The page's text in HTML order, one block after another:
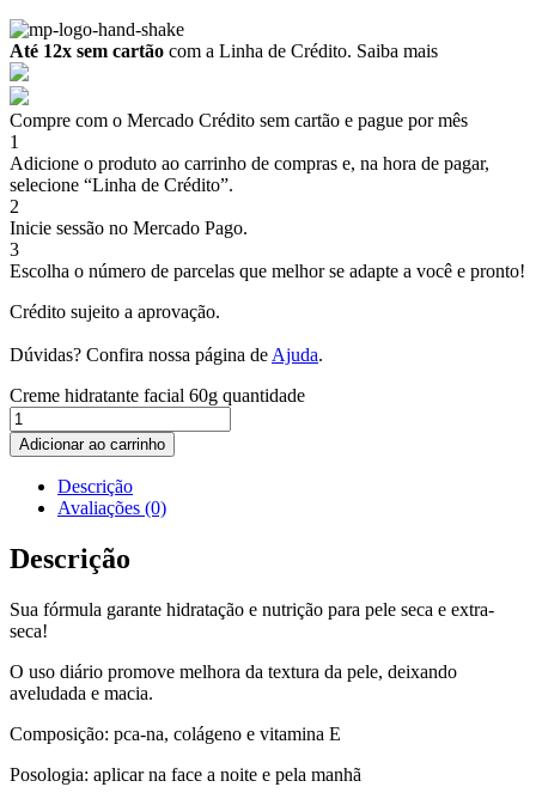
Até 12x sem cartão com a Linha de Crédito. Saiba mais
Compre com o Mercado Crédito sem cartão e pague por mês
1
Adicione o produto ao carrinho de compras e, na hora de pagar,
selecione “Linha de Crédito”.
2
Inicie sessão no Mercado Pago.
3
Escolha o número de parcelas que melhor se adapte a você e pronto!
Crédito sujeito a aprovação.
Dúvidas? Confira nossa página de Ajuda.
Creme hidratante facial 60g quantidade
Adicionar ao carrinho
Descrição
Avaliações (0)
Descrição
Sua fórmula garante hidratação e nutrição para pele seca e extra-
seca!
O uso diário promove melhora da textura da pele, deixando
aveludada e macia.
Composição: pca-na, colágeno e vitamina E
Posologia: aplicar na face a noite e pela manhã